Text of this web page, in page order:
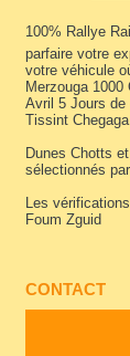
100% Rallye
parfaire votre
votre véhicule
Merzouga
Avril 5 Jours de
Tissint
Dunes Chotts
sélectionnés
Les
Foum Zguid
CONTACT